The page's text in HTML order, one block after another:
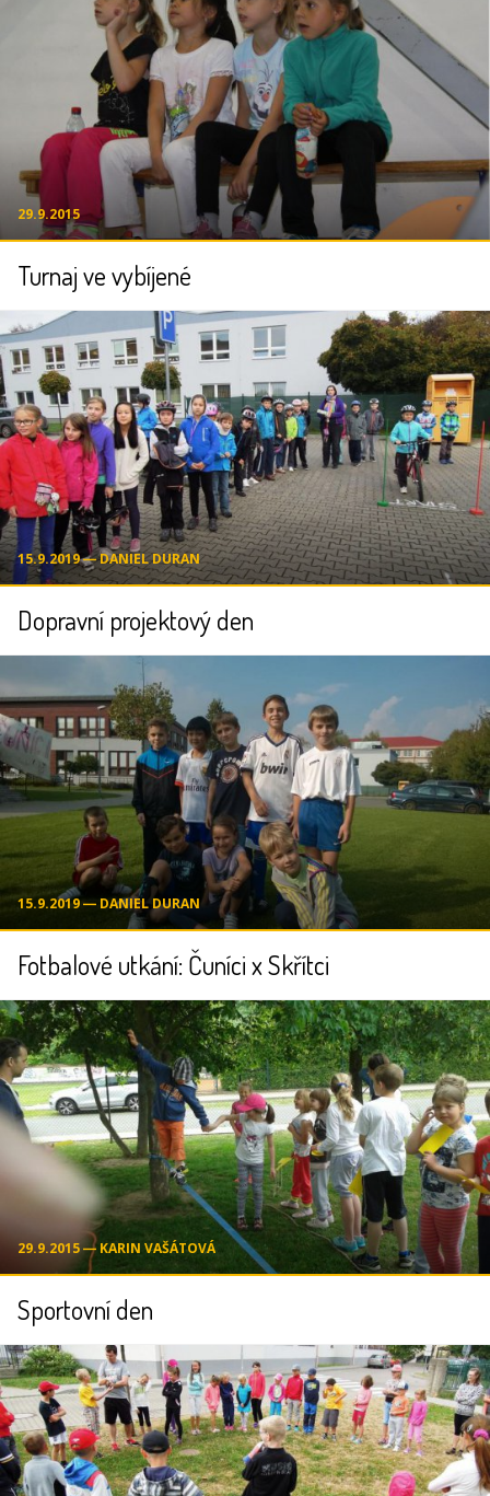
29.9.2015
Turnaj ve vybíjené
15.9.2019 ― DANIEL DURAN
Dopravní projektový den
15.9.2019 ― DANIEL DURAN
Fotbalové utkání: Čuníci x Skřítci
29.9.2015 ― KARIN VAŠÁTOVÁ
Sportovní den